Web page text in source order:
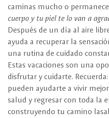
caminas mucho o
cuerpo y tu piel te lo van a
Después de un día al aire
ayuda a recuperar la
una rutina de cuidado
Estas vacaciones son una
disfrutar y cuidarte.
pueden ayudarte a vivir
salud y regresar con toda la
construyendo tu camino